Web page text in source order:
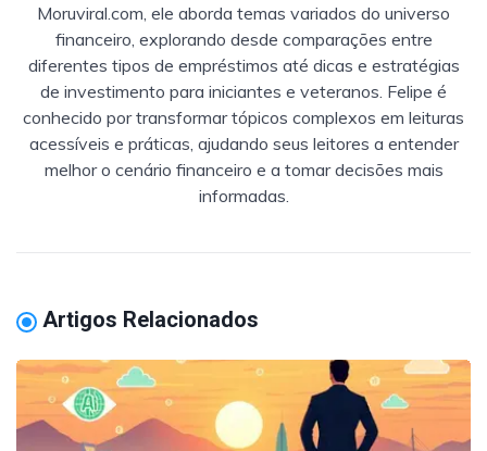
Moruviral.com, ele aborda temas variados do universo
financeiro, explorando desde comparações entre
diferentes tipos de empréstimos até dicas e estratégias
de investimento para iniciantes e veteranos. Felipe é
conhecido por transformar tópicos complexos em leituras
acessíveis e práticas, ajudando seus leitores a entender
melhor o cenário financeiro e a tomar decisões mais
informadas.
Artigos Relacionados